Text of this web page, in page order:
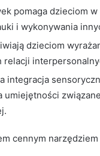
pomaga dzieciom
i wykonywania
dzieciom
relacji
integracja
cennym